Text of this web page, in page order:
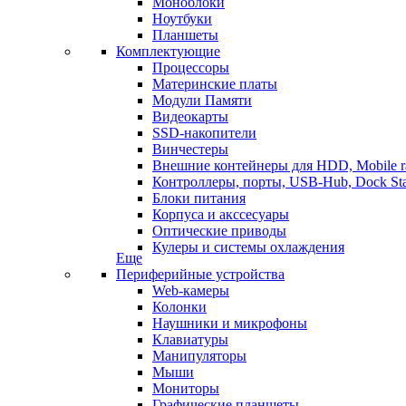
Ноутбуки
Планшеты
Комплектующие
Процессоры
Материнские платы
Модули Памяти
Видеокарты
SSD-накопители
Винчестеры
Внешние контейнеры для HDD, Mobile
Контроллеры, порты, USB-Hub, Dock
Блоки питания
Корпуса и акссесуары
Оптические приводы
Кулеры и системы охлаждения
Еще
Периферийные устройства
Web-камеры
Колонки
Наушники и микрофоны
Клавиатуры
Манипуляторы
Мыши
Мониторы